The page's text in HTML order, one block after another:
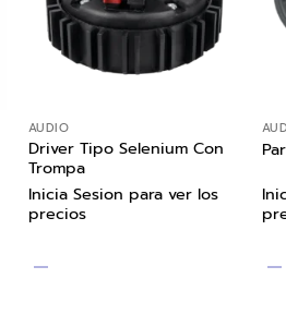
AUDIO
Driver Tipo Selenium Con
Trompa
Inicia Sesion para ver los
precios